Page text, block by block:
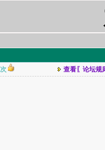
次 查看〖论坛规